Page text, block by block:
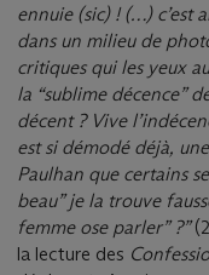
ennuie (sic) ! (…) c’est
dans un milieu de
critiques qui les yeux
la “sublime décence”
décent ? Vive
est si démodé déjà,
Paulhan que certains
beau” je la trouve
femme ose parler” ?”
la lecture des